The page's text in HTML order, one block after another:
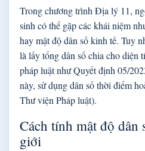
Trong chương trình Địa lý 11,
sinh có thể gặp các khái niệm
hay mật độ dân số kinh tế. Tuy
là lấy tổng dân số chia cho diện
pháp luật như Quyết định 05/
này, sử dụng dân số thời điểm
Thư viện Pháp luật).
Cách tính mật độ dân
giới